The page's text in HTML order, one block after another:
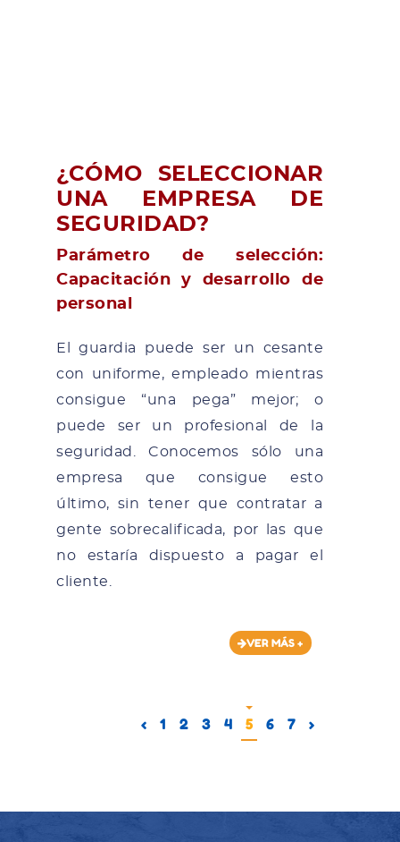
¿CÓMO SELECCIONAR
UNA EMPRESA DE
SEGURIDAD?
Parámetro de selección:
Capacitación y desarrollo de
personal
El guardia puede ser un cesante
con uniforme, empleado mientras
consigue “una pega” mejor; o
puede ser un profesional de la
seguridad. Conocemos sólo una
empresa que consigue esto
último, sin tener que contratar a
gente sobrecalificada, por las que
no estaría dispuesto a pagar el
cliente.
VER MÁS +
‹ 1 2 3 4 5 6 7 ›